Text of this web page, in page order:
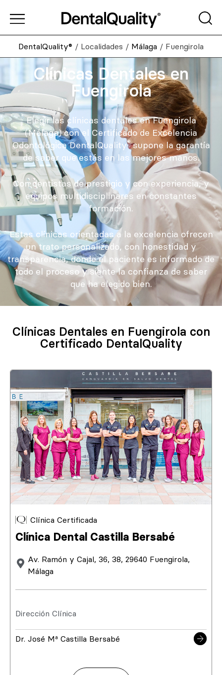
DentalQuality® / Localidades / Málaga / Fuengirola
Clínicas Dentales en
Fuengirola
Elegir las clínicas dentales en Fuengirola
(Málaga) con el Certificado de Excelencia
Odontológica DentalQuality®supone la garantía
de saber que estás en las mejores manos.
Con dentistas de prestigio y con experiencia, y
equipos multidisciplinares en constantes
formación.
Estas clínicas orientadas a la excelencia ofrecen
un trato personalizado, con honestidad y
transparencia, donde el paciente es informado de
todo el proceso y siente la confianza de saber
que ha elegido bien.
Clínicas Dentales en Fuengirola con
Certificado DentalQuality
Clínica Certificada
Clínica Dental Castilla Bersabé
Av. Ramón y Cajal, 36, 38, 29640 Fuengirola,
Málaga
Dirección Clínica
Dr. José Mª Castilla Bersabé